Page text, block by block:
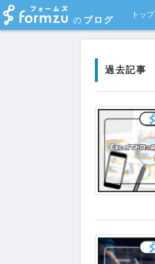
の ブログ トップ
過去記事